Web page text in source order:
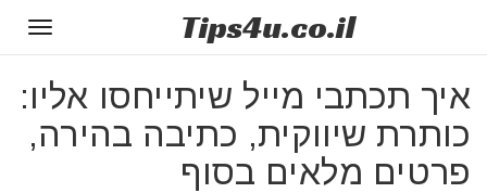
Tips4u.co.il
איך תכתבי מייל שיתייחסו אליו:
כותרת שיווקית, כתיבה בהירה,
פרטים מלאים בסוף